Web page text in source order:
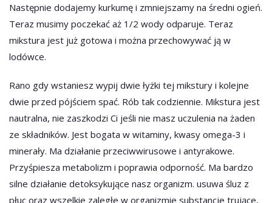
Następnie dodajemy kurkumę i zmniejszamy na średni ogień.
Teraz musimy poczekać aż 1/2 wody odparuje. Teraz
mikstura jest już gotowa i można przechowywać ją w
lodówce.
Rano gdy wstaniesz wypij dwie łyżki tej mikstury i kolejne
dwie przed pójściem spać. Rób tak codziennie. Mikstura jest
nautralna, nie zaszkodzi Ci jeśli nie masz uczulenia na żaden
ze składników. Jest bogata w witaminy, kwasy omega-3 i
minerały. Ma działanie przeciwwirusowe i antyrakowe.
Przyśpiesza metabolizm i poprawia odporność. Ma bardzo
silne działanie detoksykujące nasz organizm. usuwa śluz z
płuc oraz wszelkie zaległe w organizmie substancje trujące,